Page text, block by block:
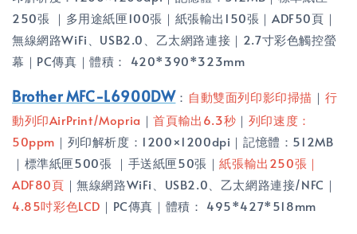
250張 ｜多用途紙匣100張｜紙張輸出150張｜ADF50頁｜
無線網路WiFi、USB2.0、乙太網路連接｜2.7寸彩色觸控螢
幕｜PC傳真｜體積： 420*390*323mm
Brother MFC-L6900DW： 自動雙面列印影印掃描 ｜ 行
動列印AirPrint/Mopria ｜首頁輸出6.3秒 ｜ 列印速度：
50ppm ｜列印解析度：1200×1200dpi｜記憶體：512MB
｜標準紙匣500張 ｜手送紙匣50張｜紙張輸出250張｜
ADF80頁 ｜無線網路WiFi、USB2.0、乙太網路連接/NFC｜
4.85吋彩色LCD ｜PC傳真｜體積： 495*427*518mm